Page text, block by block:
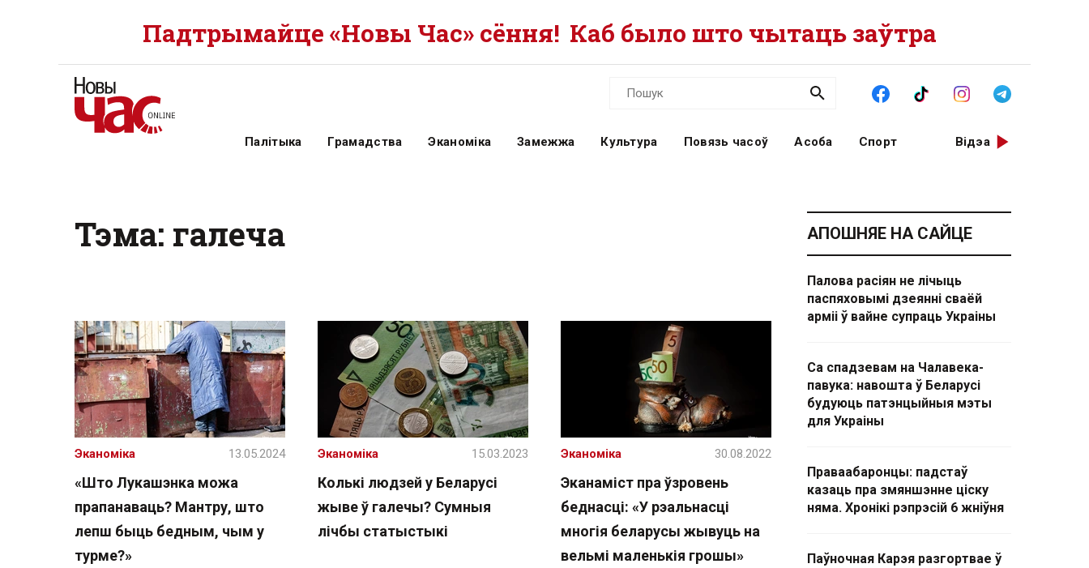
Падтрымайце «Новы Час» сёння! Каб было што чытаць заўтра
Палітыка Грамадства Эканоміка Замежжа Культура Повязь часоў Асоба Спорт Відэа
Тэма: галеча
«Што Лукашэнка можа
прапанаваць? Мантру, што
лепш быць бедным, чым у
турме?»
Эканоміка 13.05.2024
Колькі людзей у Беларусі
жыве ў галечы? Сумныя
лічбы статыстыкі
Эканоміка 15.03.2023
Эканаміст пра ўзровень
беднасці: «У рэальнасці
многія беларусы жывуць на
вельмі маленькія грошы»
Эканоміка 30.08.2022
АПОШНЯЕ НА САЙЦЕ
Палова расіян не лічыць
паспяховымі дзеянні сваёй
арміі ў вайне супраць Украіны
Са спадзевам на Чалавека-
павука: навошта ў Беларусі
будуюць патэнцыйныя мэты
для Украіны
Праваабаронцы: падстаў
казаць пра змяншэнне ціску
няма. Хронікі рэпрэсій 6 жніўня
Паўночная Карэя разгортвае ў